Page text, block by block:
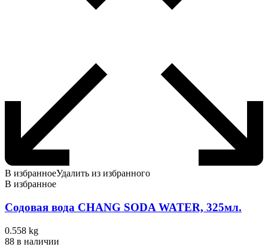
В избранноеУдалить из избранного
В избранное
Содовая вода CHANG SODA WATER, 325мл.
0.558 kg
88 в наличии